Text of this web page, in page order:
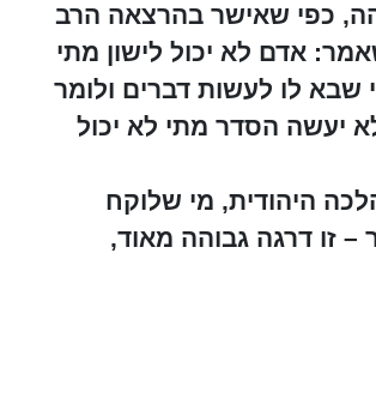
כפי שאישר בהרצאה הרב
אדם לא יכול לישון מתי
שבא לו לעשות דברים ולומר
יעשה הסדר מתי לא יכול
היהודית, מי שלוקח
– זו דרגה גבוהה מאוד,